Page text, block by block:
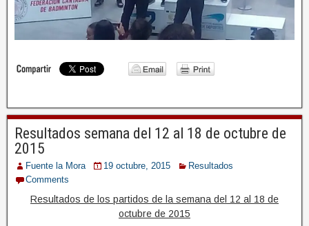
Resultados semana del 12 al 18 de octubre de
2015
Fuente la Mora 19 octubre, 2015
Resultados
Comments
Resultados de los partidos de la semana del 12 al 18 de
octubre de 2015